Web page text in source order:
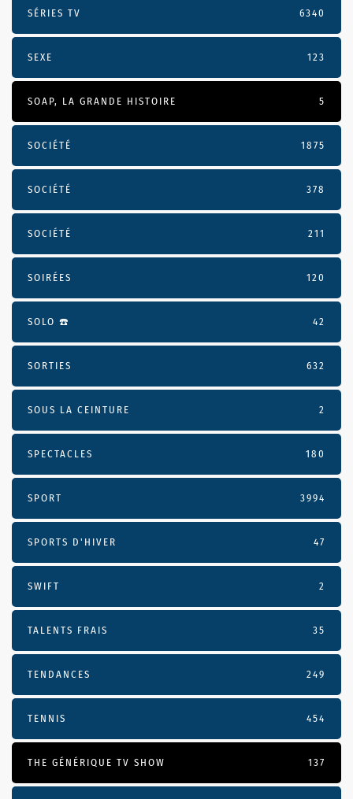
SÉRIES TV 6340
SEXE 123
SOAP, LA GRANDE HISTOIRE 5
SOCIÉTÉ 1875
SOCIÉTÉ 378
SOCIÉTÉ 211
SOIRÉES 120
SOLO ☎️ 42
SORTIES 632
SOUS LA CEINTURE 2
SPECTACLES 180
SPORT 3994
SPORTS D'HIVER 47
SWIFT 2
TALENTS FRAIS 35
TENDANCES 249
TENNIS 454
THE GÉNÉRIQUE TV SHOW 137